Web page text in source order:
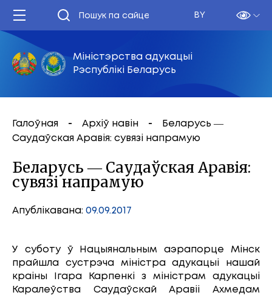
BY
Міністэрства адукацыі
Рэспублікі Беларусь
Галоўная Архіў навін
Беларусь ―
Саудаўская Аравія: сувязі напрамую
Беларусь ― Саудаўская Аравія:
сувязі напрамую
Апублікавана: 09.09.2017
У суботу ў Нацыянальным аэрапорце Мінск
прайшла сустрэча міністра адукацыі нашай
краіны Ігара Карпенкі з міністрам адукацыі
Каралеўства Саудаўскай Аравіі Ахмедам